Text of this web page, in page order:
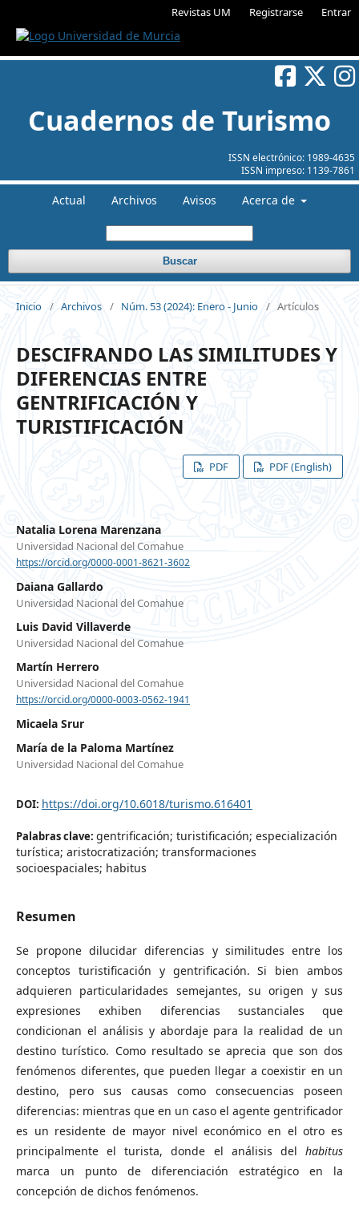
Revistas UM Registrarse Entrar
ISSN electrónico: 1989-4635
ISSN impreso: 1139-7861
Cuadernos de Turismo
Actual Archivos Avisos Acerca de
Buscar
Inicio / Archivos / Núm. 53 (2024): Enero - Junio / Artículos
DESCIFRANDO LAS SIMILITUDES Y
DIFERENCIAS ENTRE
GENTRIFICACIÓN Y
TURISTIFICACIÓN
PDF PDF (English)
Natalia Lorena Marenzana
Universidad Nacional del Comahue
https://orcid.org/0000-0001-8621-3602
Daiana Gallardo
Universidad Nacional del Comahue
Luis David Villaverde
Universidad Nacional del Comahue
Martín Herrero
Universidad Nacional del Comahue
https://orcid.org/0000-0003-0562-1941
Micaela Srur
María de la Paloma Martínez
Universidad Nacional del Comahue
DOI: https://doi.org/10.6018/turismo.616401
Palabras clave: gentrificación; turistificación; especialización
turística; aristocratización; transformaciones
socioespaciales; habitus
Resumen
Se propone dilucidar diferencias y similitudes entre los
conceptos turistificación y gentrificación. Si bien ambos
adquieren particularidades semejantes, su origen y sus
expresiones exhiben diferencias sustanciales que
condicionan el análisis y abordaje para la realidad de un
destino turístico. Como resultado se aprecia que son dos
fenómenos diferentes, que pueden llegar a coexistir en un
destino, pero sus causas como consecuencias poseen
diferencias: mientras que en un caso el agente gentrificador
es un residente de mayor nivel económico en el otro es
principalmente el turista, donde el análisis del habitus
marca un punto de diferenciación estratégico en la
concepción de dichos fenómenos.